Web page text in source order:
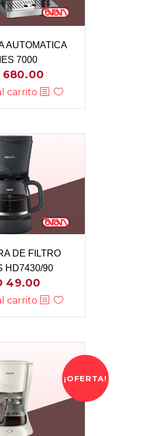
AUTOMATICA
7000
680.00
carrito
DE FILTRO
HD7430/90
49.00
carrito
¡OFERTA!